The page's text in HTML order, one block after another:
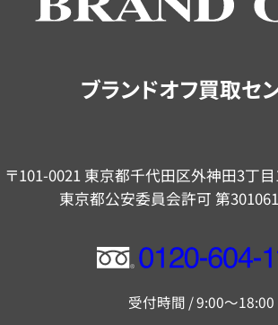
ブランドオフ買取セ
〒101-0021 東京都千代田区外神田3丁
東京都公安委員会許可 第
フ
ー
受付時間 / 9:00～18:00